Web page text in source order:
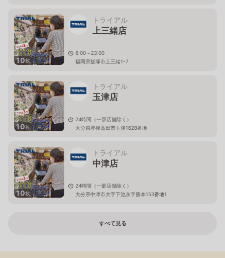
10枚
トライアル
上三緒店
6:00～23:00
福岡県飯塚市上三緒1-7
10枚
トライアル
玉津店
24時間（一部店舗除く）
大分県豊後高田市玉津1628番地
10枚
トライアル
中津店
24時間（一部店舗除く）
大分県中津市大字下池永字熊本153番地1
すべて見る